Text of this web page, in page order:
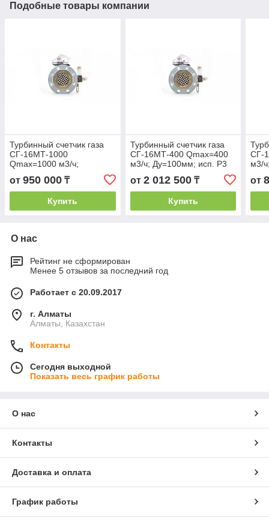
Подобные товары компании
Турбинный счетчик газа
СГ-16МТ-1000
Qmax=1000 м3/ч;
от 950 000 ₸
Купить
Турбинный счетчик газа
СГ-16МТ-400 Qmax=400
м3/ч; Ду=100мм; исп. Р3
от 2 012 500₸
Купить
СГ-
м3/
от
О нас
Рейтинг не сформирован
Менее 5 отзывов за последний год
Работает с 20.09.2017
г. Алматы
Алматы, Казахстан
Контакты
Сегодня выходной
Показать весь график работы
О нас
Контакты
Доставка и оплата
График работы